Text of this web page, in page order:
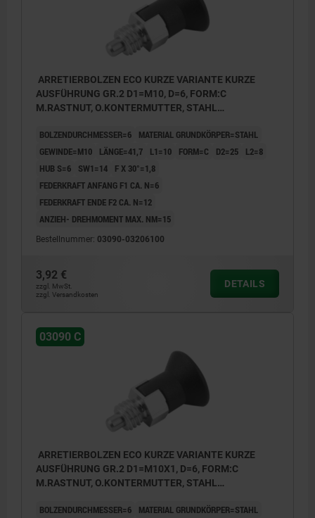
ARRETIERBOLZEN ECO KURZE VARIANTE KURZE
AUSFÜHRUNG GR.2 D1=M10, D=6, FORM:C
M.RASTNUT, O.KONTERMUTTER, STAHL
SCHWARZGRAU RAL7021
BOLZENDURCHMESSER=6
MATERIAL GRUNDKÖRPER=STAHL
GEWINDE=M10
LÄNGE=41,7 L1=10 FORM=C D2=25
L2=8
HUB S=6
SW1=14
F X 30°=1,8
FEDERKRAFT ANFANG F1 CA. N=6
FEDERKRAFT ENDE F2 CA. N=12
ANZIEH- DREHMOMENT MAX. NM=15
Bestellnummer: 03090-03206100
3,92 €
zzgl. MwSt.
zzgl. Versandkosten
DETAILS
03090 C
ARRETIERBOLZEN ECO KURZE VARIANTE KURZE
AUSFÜHRUNG GR.2 D1=M10X1, D=6, FORM:C
M.RASTNUT, O.KONTERMUTTER, STAHL
SCHWARZGRAU RAL7021
BOLZENDURCHMESSER=6
MATERIAL GRUNDKÖRPER=STAHL